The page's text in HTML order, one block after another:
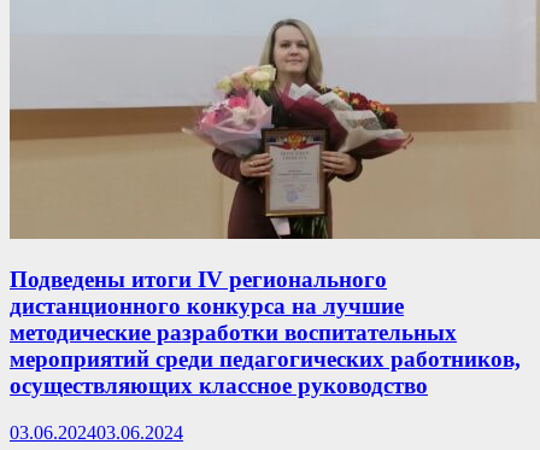
Подведены итоги IV регионального
дистанционного конкурса на лучшие
методические разработки воспитательных
мероприятий среди педагогических работников,
осуществляющих классное руководство
03.06.202403.06.2024